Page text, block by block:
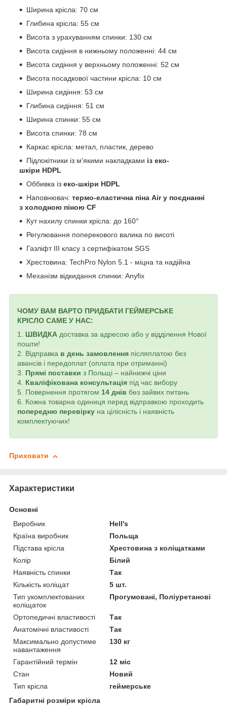
Ширина крісла: 70 см
Глибина крісла: 55 см
Висота з урахуванням спинки: 130 см
Висота сидіння в нижньому положенні: 44 см
Висота сидіння у верхньому положенні: 52 см
Висота посадкової частини крісла: 10 см
Ширина сидіння: 53 см
Глибина сидіння: 51 см
Ширина спинки: 55 см
Висота спинки: 78 см
Каркас крісла: метал, пластик, дерево
Підлокітники із м'якими накладками із еко-
шкіри HDPL
Оббивка із еко-шкіри HDPL
Наповнювач: термо-еластична піна Air у поєднанні
з холодною піною CF
Кут нахилу спинки крісла: до 160°
Регулювання поперекового валика по висоті
Газліфт III класу з сертифікатом SGS
Хрестовина: TechPro Nylon 5.1 - міцна та надійна
Механізм відкидання спинки: Anyfix
ЧОМУ ВАМ ВАРТО ПРИДБАТИ ГЕЙМЕРСЬКЕ
КРІСЛО САМЕ У НАС:
1. ШВИДКА доставка за адресою або у відділення Нової
пошти!
2. Відправка в день замовлення післяплатою без
авансів і передоплат (оплата при отриманні)
3. Прямі поставки з Польщі – найнижчі ціни
4. Кваліфікована консультація під час вибору
5. Повернення протягом 14 днів без зайвих питань
6. Кожна товарна одиниця перед відправкою проходить
попередню перевірку на цілісність і наявність
комплектуючих!
Приховати
Характеристики
Основні
Виробник
Hell's
Країна виробник
Польща
Підстава крісла
Хрестовина з коліщатками
Колір
Білий
Наявність спинки
Так
Кількість коліщат
5 шт.
Тип укомплектованих
коліщаток
Прогумовані, Поліуретанові
Ортопедичні властивості
Так
Анатомічні властивості
Так
Максимально допустиме
навантаження
130 кг
Гарантійний термін
12 міс
Стан
Новий
Тип крісла
геймерське
Габаритні розміри крісла